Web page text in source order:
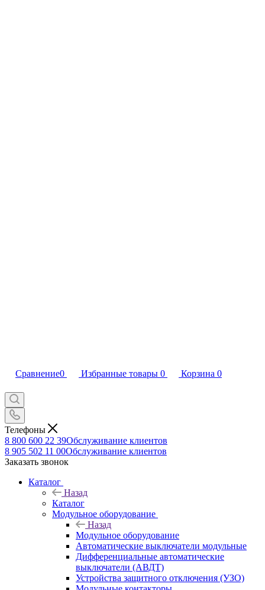
Сравнение0 Избранные товары 0 Корзина 0
Телефоны
8 800 600 22 39Обслуживание клиентов
8 905 502 11 00Обслуживание клиентов
Заказать звонок
Каталог
Назад
Каталог
Модульное оборудование
Назад
Модульное оборудование
Автоматические выключатели модульные
Дифференциальные автоматические
выключатели (АВДТ)
Устройства защитного отключения (УЗО)